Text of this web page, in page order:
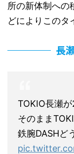
所の新体制への
どによりこのタ
長
TOKIO長瀬が
そのまま
鉄腕DASHど